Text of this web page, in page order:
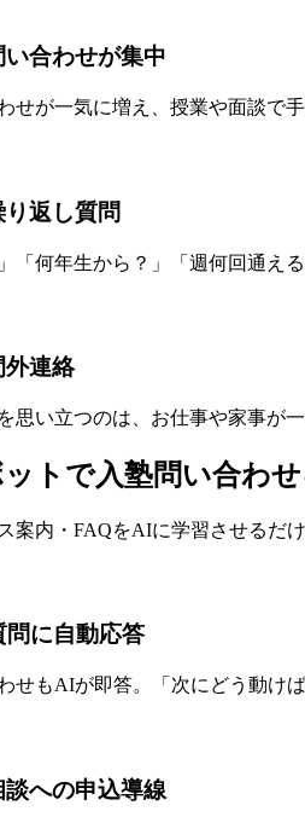
合わせが集中
せが一気に増え、授業や面談で
返し質問
「何年生から？」「週何回通え
外連絡
思い立つのは、お仕事や家事が
トで入塾問い合わ
案内・FAQをAIに学習させるだ
問に自動応答
せもAIが即答。「次にどう動け
への申込導線